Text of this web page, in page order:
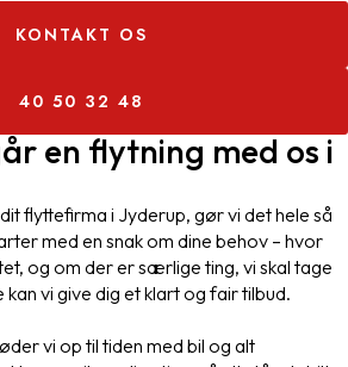
KONTAKT OS
40 50 32 48
en flytning med os i
flyttefirma i Jyderup, gør vi det hele så
med en snak om dine behov – hvor
og om der er særlige ting, vi skal tage
kan vi give dig et klart og fair tilbud.
vi op til tiden med bil og alt